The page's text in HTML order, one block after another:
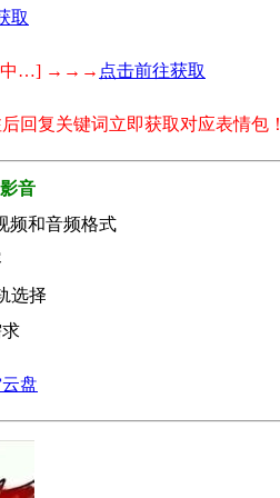
取
新中…] →→→ 点击前往获取
后回复关键词立即获取对应表情包！
音
频和音频格式
选择
盘